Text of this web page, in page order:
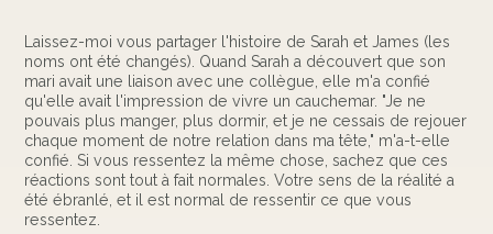
Laissez-moi vous partager l'histoire de Sarah et James (les
noms ont été changés). Quand Sarah a découvert que son
mari avait une liaison avec une collègue, elle m'a confié
qu'elle avait l'impression de vivre un cauchemar. "Je ne
pouvais plus manger, plus dormir, et je ne cessais de rejouer
chaque moment de notre relation dans ma tête," m'a-t-elle
confié. Si vous ressentez la même chose, sachez que ces
réactions sont tout à fait normales. Votre sens de la réalité a
été ébranlé, et il est normal de ressentir ce que vous
ressentez.